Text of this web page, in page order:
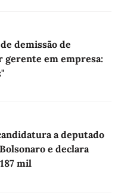
demissão de
gerente em empresa:
a deputado
e declara
mil